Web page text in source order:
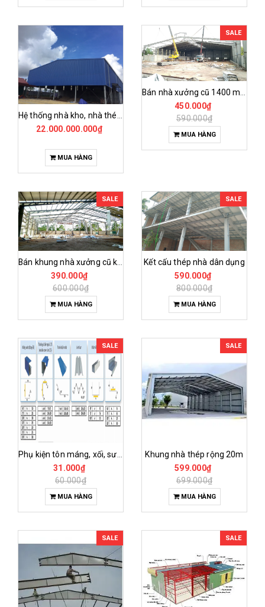
22.000.000.000₫
MUA HÀNG
SALE
Bán nhà xưởng cũ 1400 m² kích thước 26*54m
450.000₫
590.000₫
MUA HÀNG
SALE
390.000₫
600.000₫
MUA HÀNG
SALE
Kết cấu thép nhà dân dụng
590.000₫
800.000₫
MUA HÀNG
SALE
31.000₫
60.000₫
MUA HÀNG
SALE
Khung nhà thép rộng 20m
599.000₫
699.000₫
MUA HÀNG
SALE SALE